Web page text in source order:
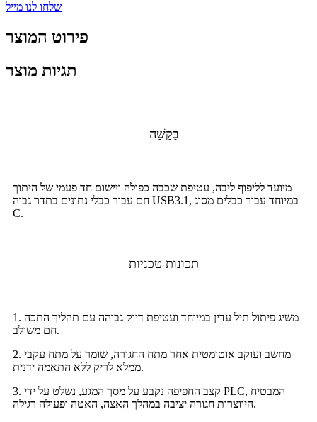
שלחו לנו מייל
פירוט המוצר
תגיות מוצר
בַּקָשָׁה
מיועד לליפוף ליבה, עטיפת שכבה כפולה ויישום חד פעמי של היתוך
חם עבור כבלי נתונים בתדר גבוה USB3.1, במיוחד עבור כבלים מסוג
C.
תכונות טכניות
1. משיג פיתול תיל עדין במיוחד ועטיפת דיוק גבוהה עם תהליך התכה
חם משולב.
2. מחשב ועוקב אוטומטית אחר מתח החגורה, שומר על מתח עקבי
ממלא לריק ללא התאמה ידנית.
3. קצב החפיפה נקבע על מסך המגע, נשלט על ידי PLC, המבטיח
היווצרות חגורה יציבה במהלך האצה, האטה ופעולה רגילה.